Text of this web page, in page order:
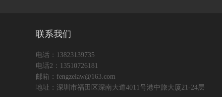
联系我们
电话：13823139735
电话2：13510726181
邮箱：fengzelaw@163.com
地址：深圳市福田区深南大道4011号港中旅大厦21-24层